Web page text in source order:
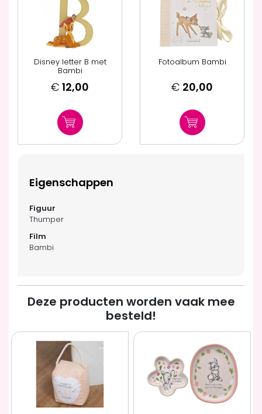
Disney letter B met
Bambi
€ 12,00
Fotoalbum Bambi
€ 20,00
Eigenschappen
Thumper
Bambi
Deze producten worden vaak mee
besteld!